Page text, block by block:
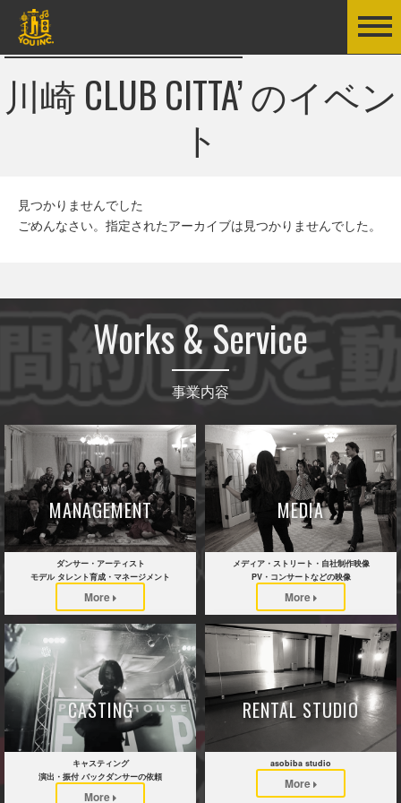
川崎 CLUB CITTA’のイベン
ト
見つかりませんでした
ごめんなさい。指定されたアーカイブは見つかりませんでした。
Works & Service
事業内容
MANAGEMENT
ダンサー・アーティスト
モデル タレント育成・マネージメント
More
MEDIA
メディア・ストリート・自社制作映像
PV・コンサートなどの映像
More
CASTING
キャスティング
演出・振付 バックダンサーの依頼
More
RENTAL STUDIO
asobiba studio
More